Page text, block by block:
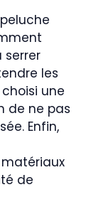
serrer
les
une
de ne pas
Enfin,
de